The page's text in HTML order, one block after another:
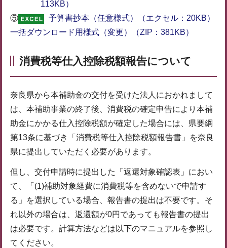
113KB）
⑤
予算書抄本（任意様式）（エクセル：20KB）
一括ダウンロード用様式（変更）（ZIP：381KB）
消費税等仕入控除税額報告について
奈良県から本補助金の交付を受けた法人におかれまして
は、本補助事業の終了後、消費税の確定申告により本補
助金にかかる仕入控除税額が確定した場合には、県要綱
第13条に基づき「消費税等仕入控除税額報告書」を奈良
県に提出していただく必要があります。
但し、交付申請時に提出した「返還対象確認表」におい
て、「(1)補助対象経費に消費税等を含めないで申請す
る」を選択している場合、報告書の提出は不要です。そ
れ以外の場合は、返還額が0円であっても報告書の提出
は必要です。計算方法などは以下のマニュアルを参照し
てください。